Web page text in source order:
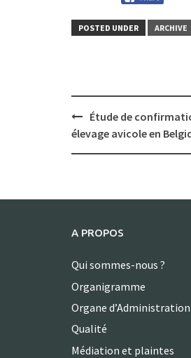
POSTED UNDER ARCHIVE
Post
navigation
Étude de
élevage avicole en
A PROPOS
Qui sommes-nous ?
Organigramme
Organe d’Administration
Qualité
Médiation et plaintes